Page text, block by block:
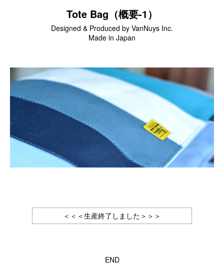
PC／タブレットケース
iPad
デジカメケース
SONY
Canon
OLYMPUS
Panasonic
RICOH
Other
予備バッテリー／電源ケース
Tote Bag（概要-1）
Designed & Produced by VanNuys Inc.
Made in Japan
＜＜＜生産終了しました＞＞＞
END